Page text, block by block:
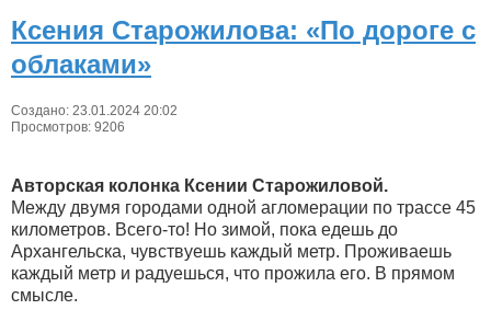
Ксения Старожилова: «По дороге с
облаками»
Создано: 23.01.2024 20:02
Просмотров: 9206
Авторская колонка Ксении Старожиловой.
Между двумя городами одной агломерации по трассе 45
километров. Всего-то! Но зимой, пока едешь до
Архангельска, чувствуешь каждый метр. Проживаешь
каждый метр и радуешься, что прожила его. В прямом
смысле.